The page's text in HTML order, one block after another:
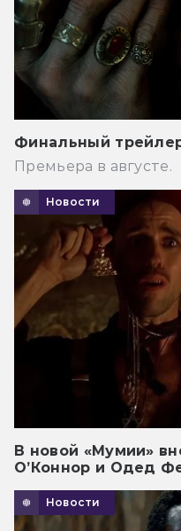
Финальный
Премьера в августе.
Новости
В новой «Мумии»
О’Коннор и Одед
Новости